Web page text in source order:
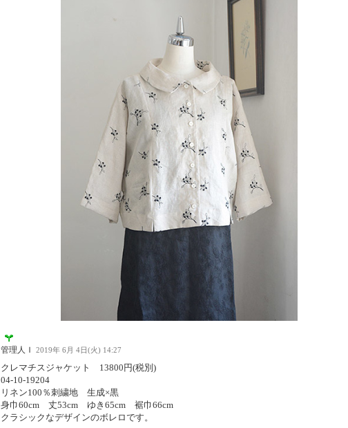
管理人Ｉ 2019年 6月 4日(火) 14:27
クレマチスジャケット 13800円(税別)
04-10-19204
リネン100％刺繍地 生成×黒
身巾60cm 丈53cm ゆき65cm 裾巾66cm
クラシックなデザインのボレロです。